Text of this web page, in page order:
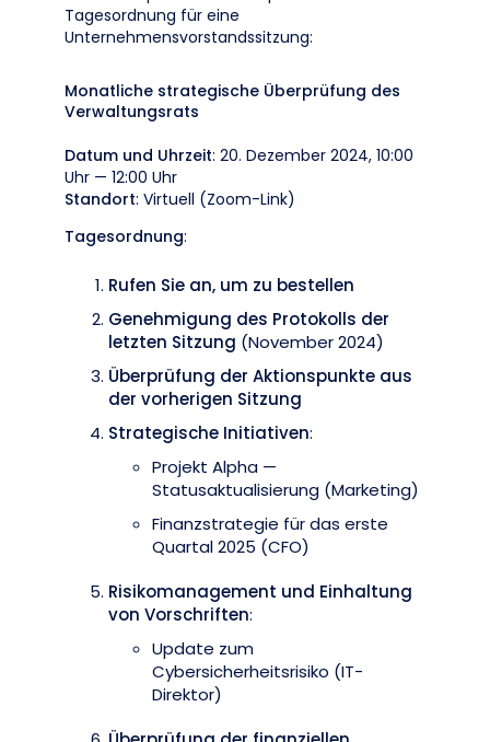
Tagesordnung für eine
Unternehmensvorstandssitzung:
Monatliche strategische Überprüfung des
Verwaltungsrats
Datum und Uhrzeit: 20. Dezember 2024, 10:00
Uhr — 12:00 Uhr
Standort: Virtuell (Zoom-Link)
Tagesordnung:
Rufen Sie an, um zu bestellen
Genehmigung des Protokolls der
letzten Sitzung (November 2024)
Überprüfung der Aktionspunkte aus
der vorherigen Sitzung
Strategische Initiativen:
Projekt Alpha —
Statusaktualisierung (Marketing)
Finanzstrategie für das erste
Quartal 2025 (CFO)
Risikomanagement und Einhaltung
von Vorschriften:
Update zum
Cybersicherheitsrisiko (IT-
Direktor)